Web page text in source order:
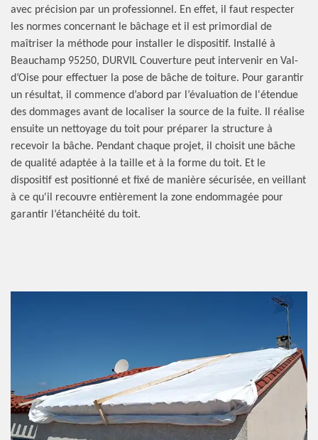
avec précision par un professionnel. En effet, il faut respecter
les normes concernant le bâchage et il est primordial de
maîtriser la méthode pour installer le dispositif. Installé à
Beauchamp 95250, DURVIL Couverture peut intervenir en Val-
d’Oise pour effectuer la pose de bâche de toiture. Pour garantir
un résultat, il commence d’abord par l’évaluation de l'étendue
des dommages avant de localiser la source de la fuite. Il réalise
ensuite un nettoyage du toit pour préparer la structure à
recevoir la bâche. Pendant chaque projet, il choisit une bâche
de qualité adaptée à la taille et à la forme du toit. Et le
dispositif est positionné et fixé de manière sécurisée, en veillant
à ce qu'il recouvre entièrement la zone endommagée pour
garantir l’étanchéité du toit.